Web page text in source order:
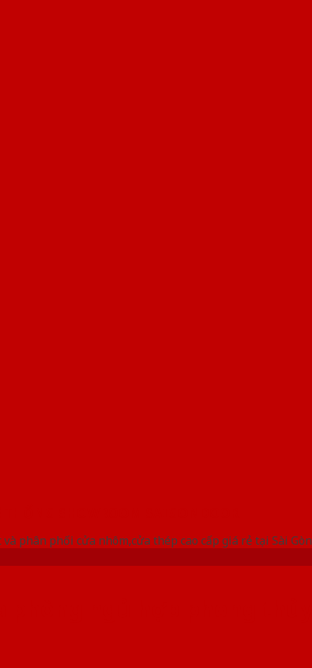
phân phối cửa nhôm,cửa thép cao cấp giá rẻ tại Sài Gòn